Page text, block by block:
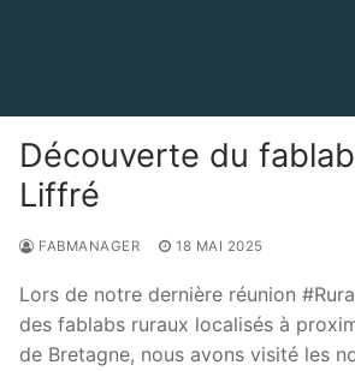
Découverte du
Liffré
FABMANAGER 18 MAI 2025
Lors de notre dernière réunion
des fablabs ruraux localisés à
de Bretagne, nous avons visité les